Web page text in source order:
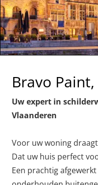
Bravo
Uw expert in
Vlaanderen
Voor uw woning
Dat uw huis perfect
Een prachtig